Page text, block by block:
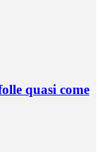
quasi come